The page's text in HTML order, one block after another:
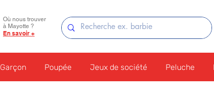
Où nous trouver
à Mayotte ?
En savoir +
Garçon Poupée Jeux de société Peluche